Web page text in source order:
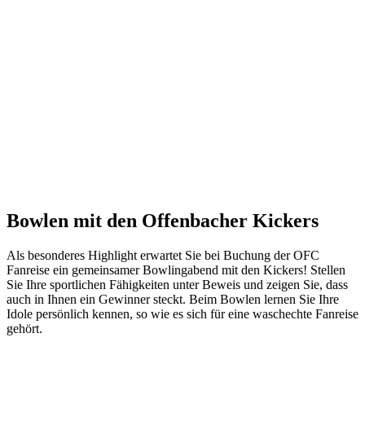
Bowlen mit den Offenbacher Kickers
Als besonderes Highlight erwartet Sie bei Buchung der OFC
Fanreise ein gemeinsamer Bowlingabend mit den Kickers! Stellen
Sie Ihre sportlichen Fähigkeiten unter Beweis und zeigen Sie, dass
auch in Ihnen ein Gewinner steckt. Beim Bowlen lernen Sie Ihre
Idole persönlich kennen, so wie es sich für eine waschechte Fanreise
gehört.